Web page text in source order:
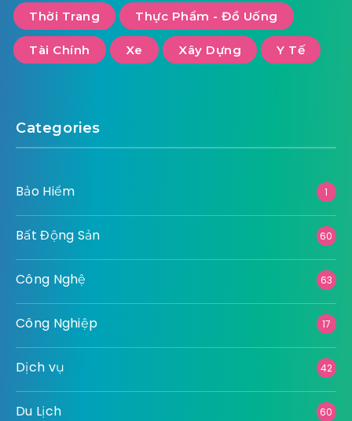
Thời Trang Thực Phẩm - Đồ Uống
Tài Chính Xe Xây Dựng Y Tế
Categories
Bảo Hiểm 1
Bất Động Sản 60
Công Nghệ 63
Công Nghiệp 17
Dịch vụ 42
Du Lịch 60